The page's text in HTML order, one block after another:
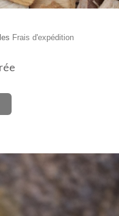
Frais d'expédition